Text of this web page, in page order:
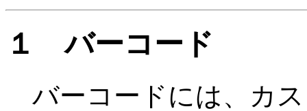
１ バーコード
バーコードには、カ